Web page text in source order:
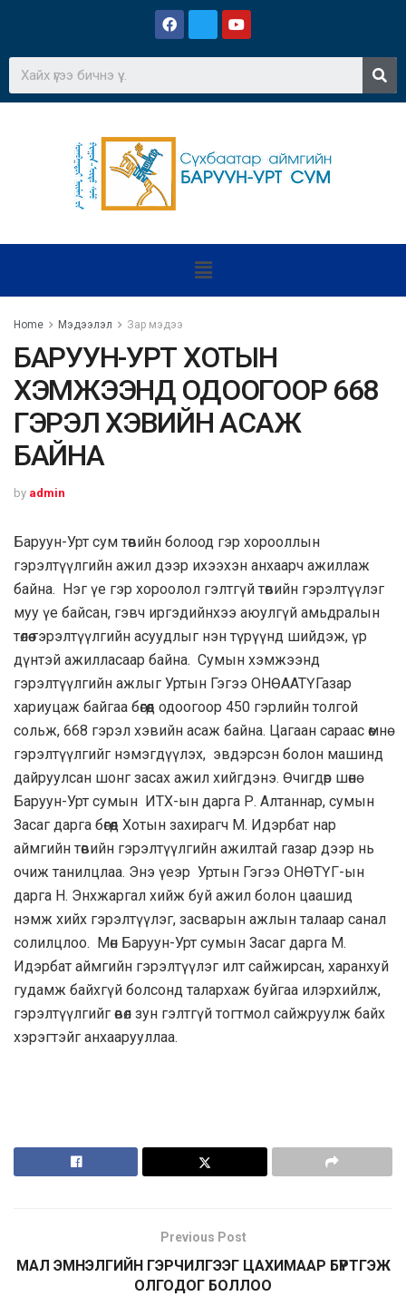
Home Мэдээлэл Зар мэдээ
БАРУУН-УРТ ХОТЫН
ХЭМЖЭЭНД ОДООГООР 668
ГЭРЭЛ ХЭВИЙН АСАЖ
БАЙНА
by admin
Баруун-Урт сум төвийн болоод гэр хорооллын
гэрэлтүүлгийн ажил дээр ихээхэн анхаарч ажиллаж
байна. Нэг үе гэр хороолол гэлтгүй төвийн гэрэлтүүлэг
муу үе байсан, гэвч иргэдийнхээ аюулгүй амьдралын
төлөө гэрэлтүүлгийн асуудлыг нэн түрүүнд шийдэж, үр
дүнтэй ажилласаар байна. Сумын хэмжээнд
гэрэлтүүлгийн ажлыг Уртын Гэгээ ОНӨААТҮГазар
хариуцаж байгаа бөгөөд одоогоор 450 гэрлийн толгой
сольж, 668 гэрэл хэвийн асаж байна. Цагаан сараас өмнө
гэрэлтүүлгийг нэмэгдүүлэх, эвдэрсэн болон машинд
дайруулсан шонг засах ажил хийгдэнэ. Өчигдөр шөнө
Баруун-Урт сумын ИТХ-ын дарга Р. Алтаннар, сумын
Засаг дарга бөгөөд Хотын захирагч М. Идэрбат нар
аймгийн төвийн гэрэлтүүлгийн ажилтай газар дээр нь
очиж танилцлаа. Энэ үеэр Уртын Гэгээ ОНӨТҮГ-ын
дарга Н. Энхжаргал хийж буй ажил болон цаашид
нэмж хийх гэрэлтүүлэг, засварын ажлын талаар санал
солилцлоо. Мөн Баруун-Урт сумын Засаг дарга М.
Идэрбат аймгийн гэрэлтүүлэг илт сайжирсан, харанхуй
гудамж байхгүй болсонд талархаж буйгаа илэрхийлж,
гэрэлтүүлгийг өвөл зун гэлтгүй тогтмол сайжруулж байх
хэрэгтэйг анхаарууллаа.
Previous Post
МАЛ ЭМНЭЛГИЙН ГЭРЧИЛГЭЭГ ЦАХИМААР БҮРТГЭЖ
ОЛГОДОГ БОЛЛОО